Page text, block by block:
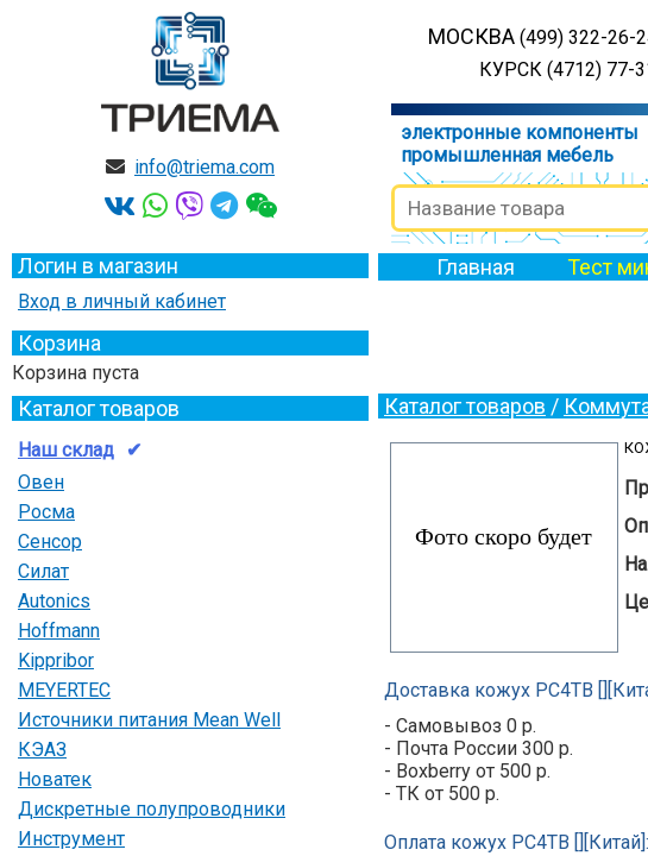
info@triema.com
МОСКВА (499) 322-26-
КУРСК (4712) 77-
электронные компоненты
промышленная мебель
Логин в магазин
Вход в личный кабинет
Корзина
Корзина пуста
Каталог товаров
Наш склад
Овен
Росма
Сенсор
Силат
Autonics
Hoffmann
Kippribor
MEYERTEC
Источники питания Mean Well
КЭАЗ
Новатек
Дискретные полупроводники
Инструмент
Главная Тест
Каталог товаров /
Доставка кожух РС4ТВ
- Самовывоз 0 р.
- Почта России 300 р.
- Boxberry от 500 р.
- ТК от 500 р.
Оплата кожух РС4ТВ [][Китай]: